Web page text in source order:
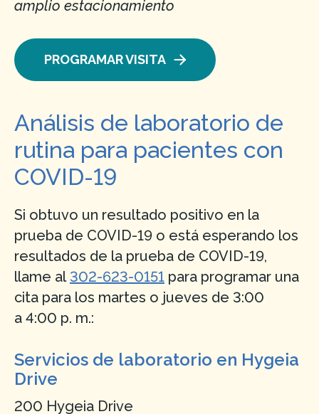
amplio estacionamiento
PROGRAMAR VISITA
Análisis de laboratorio de
rutina para pacientes con
COVID-19
Si obtuvo un resultado positivo en la
prueba de COVID-19 o está esperando los
resultados de la prueba de COVID-19,
llame al 302-623-0151 para programar una
cita para los martes o jueves de 3:00
a 4:00 p. m.:
Servicios de laboratorio en Hygeia
Drive
200 Hygeia Drive